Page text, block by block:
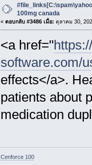
100mg canada
« ตอบกลับ #3486 เมื่อ: ตุลาคม 30,
<a href="
software.com/
effects</a>.
patients about
medication
Cenforce 100